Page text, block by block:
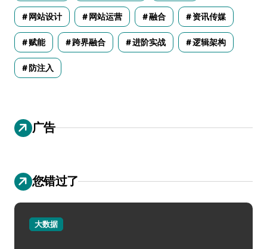
网站设计 网站运营 融合 资讯传媒
赋能 跨界融合 进阶实战 逻辑架构
防注入
广告
您错过了
大数据